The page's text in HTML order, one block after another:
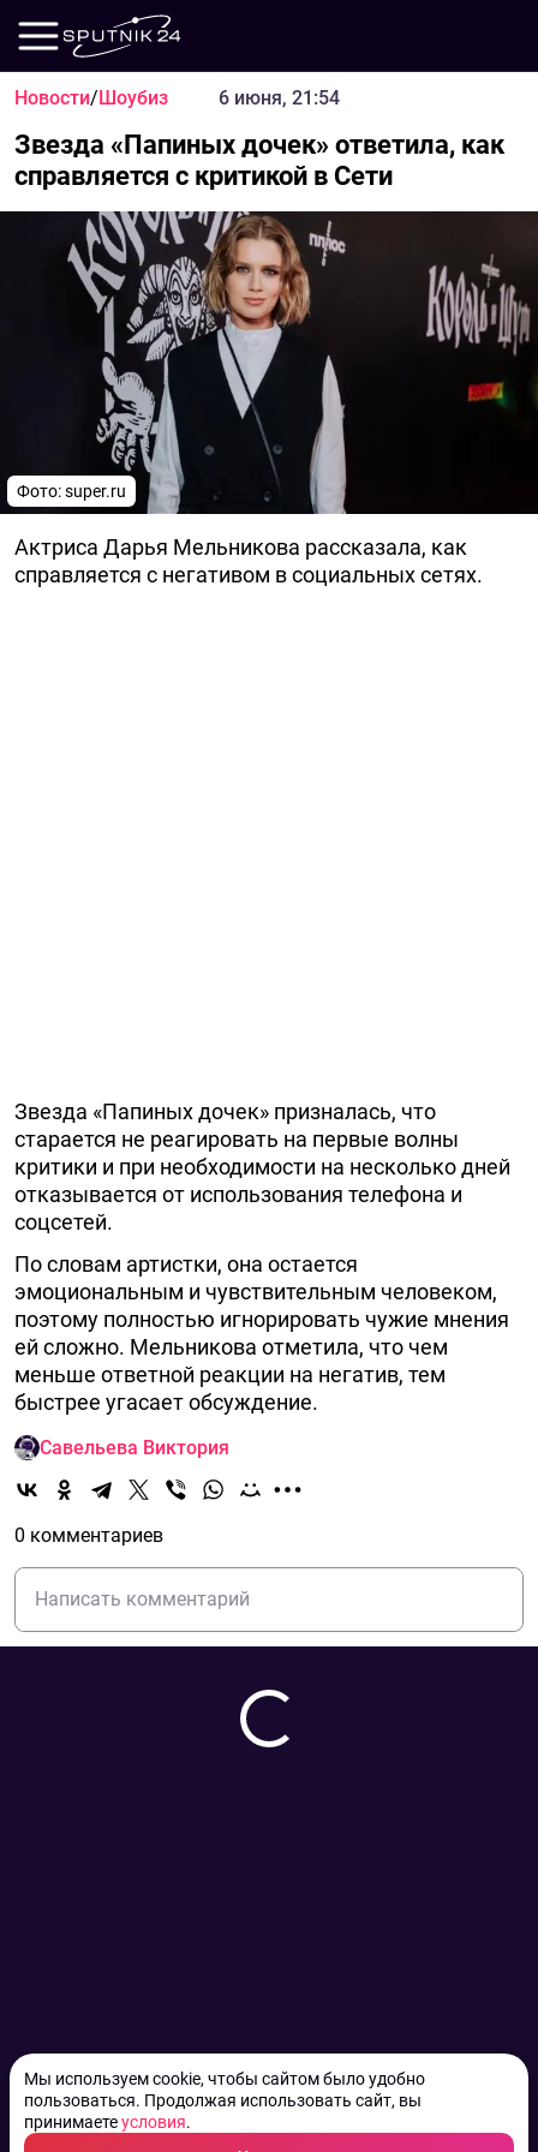
Мы используем cookie, чтобы сайтом было удобно
пользоваться. Продолжая использовать сайт, вы
принимаетеусловия.
Новости/Шоубиз 6 июня, 21:54
Звезда «Папиных дочек» ответила, как
справляется с критикой в Сети
Фото: super.ru
Актриса Дарья Мельникова рассказала, как
справляется с негативом в социальных сетях.
Звезда «Папиных дочек» призналась, что
старается не реагировать на первые волны
критики и при необходимости на несколько дней
отказывается от использования телефона и
соцсетей.
По словам артистки, она остается
эмоциональным и чувствительным человеком,
поэтому полностью игнорировать чужие мнения
ей сложно. Мельникова отметила, что чем
меньше ответной реакции на негатив, тем
быстрее угасает обсуждение.
Савельева Виктория
0 комментариев